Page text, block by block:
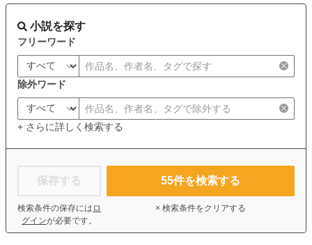
小説を探す
フリーワード
除外ワード
+ さらに詳しく検索する
保存する
検索条件の保存には ロ
グインが必要です。
55件を検索する
× 検索条件をクリアする